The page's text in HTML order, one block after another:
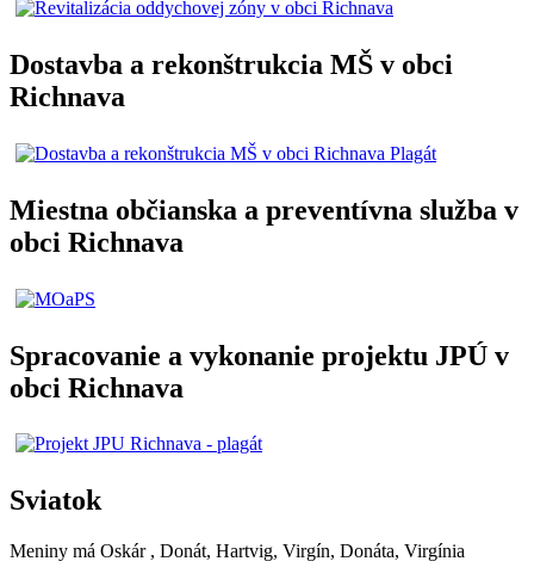
Dostavba a rekonštrukcia MŠ v obci
Richnava
Miestna občianska a preventívna služba v
obci Richnava
Spracovanie a vykonanie projektu JPÚ v
obci Richnava
Sviatok
Meniny má Oskár , Donát, Hartvig, Virgín, Donáta, Virgínia